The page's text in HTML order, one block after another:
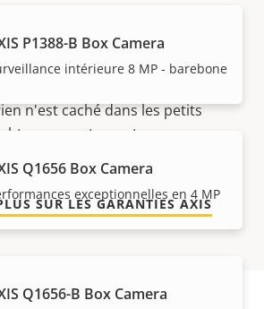
P1388-B Box Camera
intérieure 8 MP - barebone
Q1656 Box Camera
exceptionnelles en 4 MP
Q1656-B Box Camera
de 5 ans offre des années de
n'est caché dans les petits
exactement ce que nous
SUR LES GARANTIES AXIS